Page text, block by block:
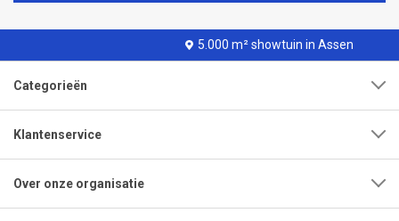
5.000 m² showtuin in Assen
Categorieën
Klantenservice
Over onze organisatie